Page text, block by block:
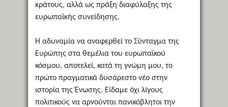
κράτους, αλλά ως πράξη διαφύλαξης της
ευρωπαϊκής συνείδησης.
Η αδυναμία να αναφερθεί το Σύνταγμα της
Ευρώπης στα θεμέλια του ευρωπαϊκού
κόσμου, αποτελεί, κατά τη γνώμη μου, το
πρώτο πραγματικά δυσάρεστο νέο στην
ιστορία της Ένωσης. Είδαμε όχι λίγους
πολιτικούς να αρνούνται πανικόβλητοι την